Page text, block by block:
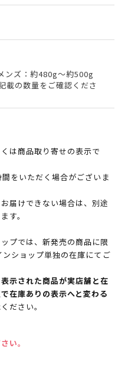
ンズ：約480g～約500g
載の数量をご確認くださ
は商品取り寄せの表示で
をいただく場合がございま
届けできない場合は、別途
す。
プでは、新発売の商品に限
ショップ単独の在庫にてご
示された商品が実店舗と在
在庫ありの表示へと変わる
ださい。
い。